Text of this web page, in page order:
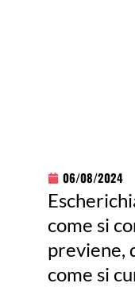
06/08/2024
come si
previene,
come si